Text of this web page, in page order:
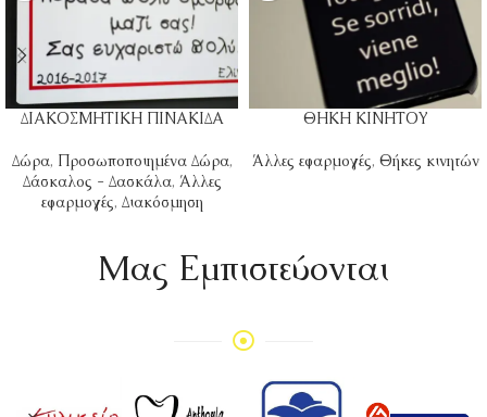
ΔΙΑΚΟΣΜΗΤΙΚΗ ΠΙΝΑΚΙΔΑ
Δώρα, Προσωποποιημένα Δώρα,
Δάσκαλος - Δασκάλα, Άλλες
εφαρμογές, Διακόσμηση
ΘΗΚΗ ΚΙΝΗΤΟΥ
Άλλες εφαρμογές, Θήκες κινητών
Mας Εμπιστεύονται